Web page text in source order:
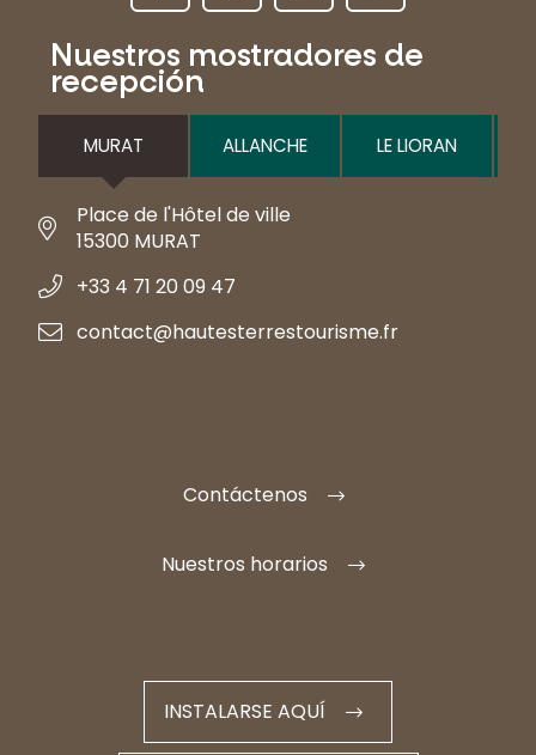
Nuestros mostradores de
recepción
MURAT ALLANCHE LE LIORAN
Place de l'Hôtel de ville
15300 MURAT
+33 4 71 20 09 47
contact@hautesterrestourisme.fr
Contáctenos
Nuestros horarios
INSTALARSE AQUÍ